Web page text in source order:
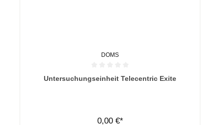
DOMS
Durchschnittliche Bewertung von 0 von 5 Sternen
Untersuchungseinheit Telecentric Exite
0,00 €*